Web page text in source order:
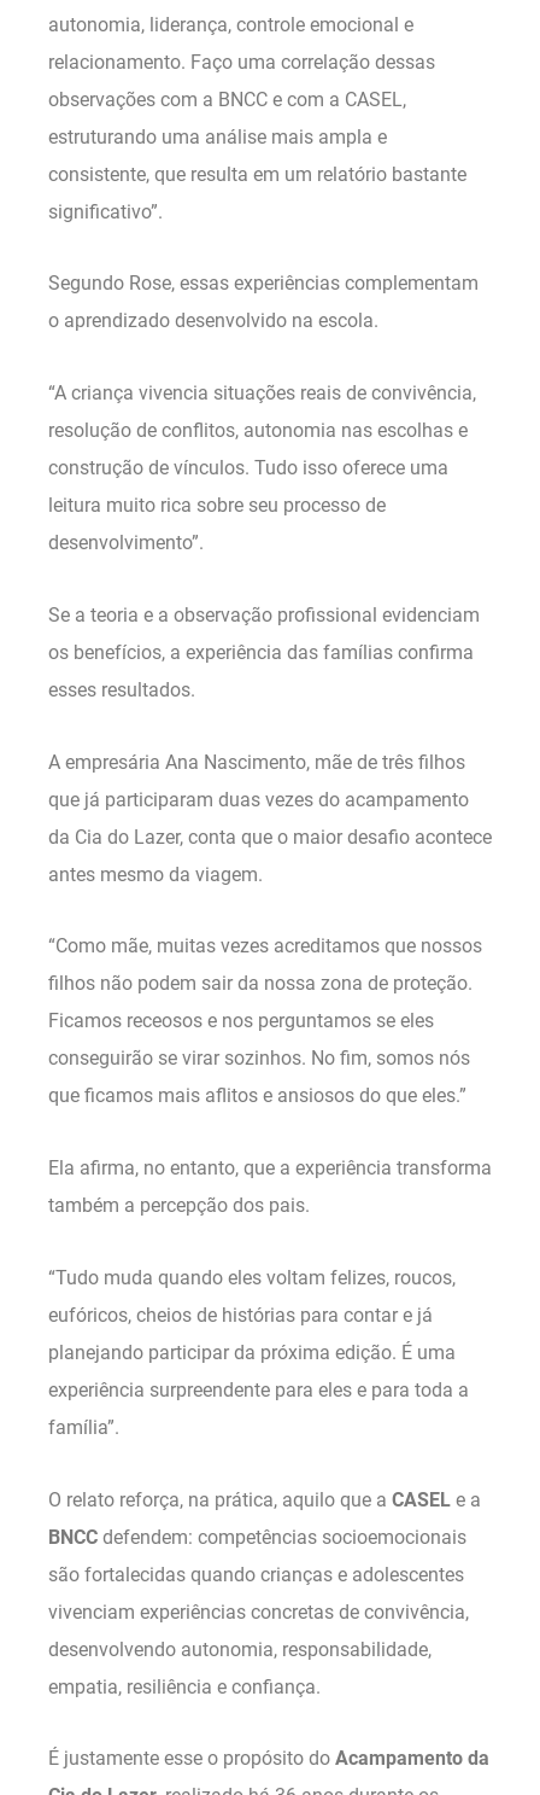
autonomia, liderança, controle emocional e
relacionamento. Faço uma correlação dessas
observações com a BNCC e com a CASEL,
estruturando uma análise mais ampla e
consistente, que resulta em um relatório bastante
significativo”.
Segundo Rose, essas experiências complementam
o aprendizado desenvolvido na escola.
“A criança vivencia situações reais de convivência,
resolução de conflitos, autonomia nas escolhas e
construção de vínculos. Tudo isso oferece uma
leitura muito rica sobre seu processo de
desenvolvimento”.
Se a teoria e a observação profissional evidenciam
os benefícios, a experiência das famílias confirma
esses resultados.
A empresária Ana Nascimento, mãe de três filhos
que já participaram duas vezes do acampamento
da Cia do Lazer, conta que o maior desafio acontece
antes mesmo da viagem.
“Como mãe, muitas vezes acreditamos que nossos
filhos não podem sair da nossa zona de proteção.
Ficamos receosos e nos perguntamos se eles
conseguirão se virar sozinhos. No fim, somos nós
que ficamos mais aflitos e ansiosos do que eles.”
Ela afirma, no entanto, que a experiência transforma
também a percepção dos pais.
“Tudo muda quando eles voltam felizes, roucos,
eufóricos, cheios de histórias para contar e já
planejando participar da próxima edição. É uma
experiência surpreendente para eles e para toda a
família”.
O relato reforça, na prática, aquilo que a CASEL e a
BNCC defendem: competências socioemocionais
são fortalecidas quando crianças e adolescentes
vivenciam experiências concretas de convivência,
desenvolvendo autonomia, responsabilidade,
empatia, resiliência e confiança.
É justamente esse o propósito do Acampamento da